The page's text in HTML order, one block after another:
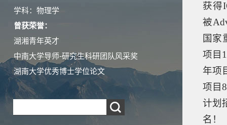
学科：物理学
曾获荣誉：
湖湘青年英才
中南大学导师-研究生科研团队风采奖
湖南大学优秀博士学位论文
获得
被
国家
项目
年项
项目
计划
名！